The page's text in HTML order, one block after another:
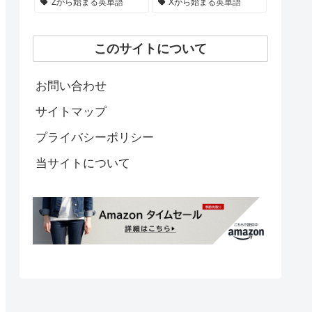
Zから始まる英単語 Xから始まる英単語
このサイトについて
お問い合わせ
サイトマップ
プライバシーポリシー
当サイトについて